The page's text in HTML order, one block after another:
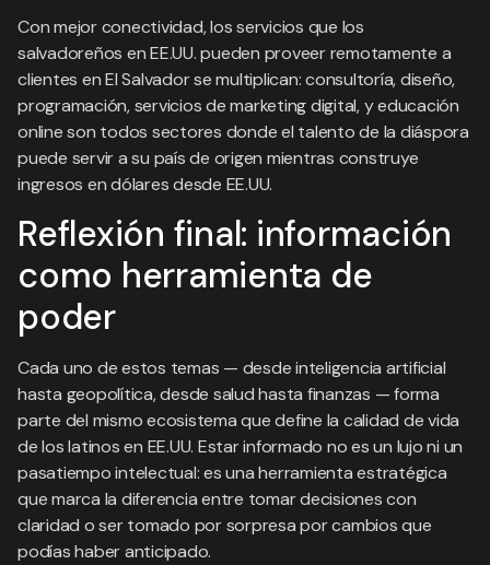
Con mejor conectividad, los servicios que los
salvadoreños en EE.UU. pueden proveer remotamente a
clientes en El Salvador se multiplican: consultoría, diseño,
programación, servicios de marketing digital, y educación
online son todos sectores donde el talento de la diáspora
puede servir a su país de origen mientras construye
ingresos en dólares desde EE.UU.
Reflexión final: información
como herramienta de
poder
Cada uno de estos temas — desde inteligencia artificial
hasta geopolítica, desde salud hasta finanzas — forma
parte del mismo ecosistema que define la calidad de vida
de los latinos en EE.UU. Estar informado no es un lujo ni un
pasatiempo intelectual: es una herramienta estratégica
que marca la diferencia entre tomar decisiones con
claridad o ser tomado por sorpresa por cambios que
podías haber anticipado.